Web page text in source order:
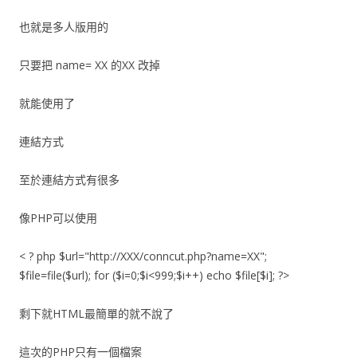
也就是多人版用的
只要把 name= XX 的XX 改掉
就能使用了
連結方式
至於連結方式有很多
像PHP可以使用
< ? php $url="http://XXX/conncut.php?name=XX";
$file=file($url); for ($i=0;$i<999;$i++) echo $file[$i]; ?>
剩下就HTML最簡單的就不說了
這次的PHP只有一個檔案